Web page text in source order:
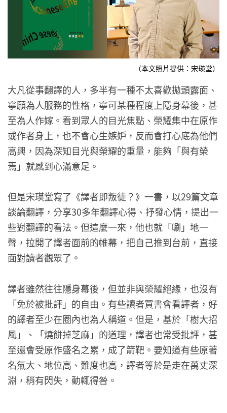
（本文照片提供：宋瑛堂）
大凡從事翻譯的人，多半有一種不太喜歡拋頭露面、
寧願為人服務的性格，寧可某種程度上隱身幕後，甚
至為人作嫁。看到眾人的目光焦點、榮耀集中在原作
或作者身上，也不會心生嫉妒，反而會打心底為他們
高興，因為深知目光與榮耀的重量，能夠「與有榮
焉」就感到心滿意足。
但是宋瑛堂寫了《譯者即叛徒？》一書，以29篇文章
談論翻譯，分享30多年翻譯心得、抒發心情，提出一
些對翻譯的看法。但這麼一來，他也就「唰」地一
聲，拉開了譯者面前的帷幕，把自己推到台前，直接
面對讀者觀眾了。
譯者雖然往往隱身幕後，但並非與榮耀絕緣，也沒有
「免於被批評」的自由。有些讀者買書會看譯者，好
的譯者至少在圈內也為人稱道。但是，基於「樹大招
風」、「燒餅掉芝麻」的道理，譯者也常受批評，甚
至還會受原作盛名之累，成了箭靶。要知道有些原著
名氣大、地位高、難度也高，譯者等於是走在萬丈深
淵，稍有閃失，動輒得咎。